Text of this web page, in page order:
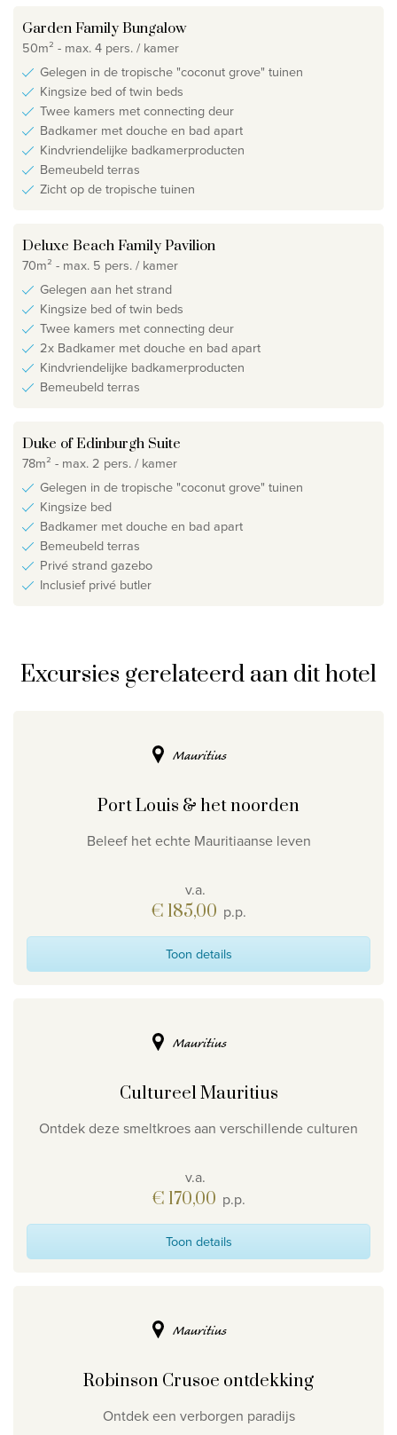
Garden Family Bungalow
50m² - max. 4 pers. / kamer
Gelegen in de tropische "coconut grove" tuinen
Kingsize bed of twin beds
Twee kamers met connecting deur
Badkamer met douche en bad apart
Kindvriendelijke badkamerproducten
Bemeubeld terras
Zicht op de tropische tuinen
Deluxe Beach Family Pavilion
70m² - max. 5 pers. / kamer
Gelegen aan het strand
Kingsize bed of twin beds
Twee kamers met connecting deur
2x Badkamer met douche en bad apart
Kindvriendelijke badkamerproducten
Bemeubeld terras
Duke of Edinburgh Suite
78m² - max. 2 pers. / kamer
Gelegen in de tropische "coconut grove" tuinen
Kingsize bed
Badkamer met douche en bad apart
Bemeubeld terras
Privé strand gazebo
Inclusief privé butler
Excursies gerelateerd aan dit hotel
Mauritius
Port Louis & het noorden
Beleef het echte Mauritiaanse leven
v.a.
€ 185,00 p.p.
Toon details
Mauritius
Cultureel Mauritius
Ontdek deze smeltkroes aan verschillende culturen
v.a.
€ 170,00 p.p.
Toon details
Mauritius
Robinson Crusoe ontdekking
Ontdek een verborgen paradijs